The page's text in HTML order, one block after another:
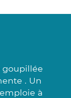
goupillée
. Un
à